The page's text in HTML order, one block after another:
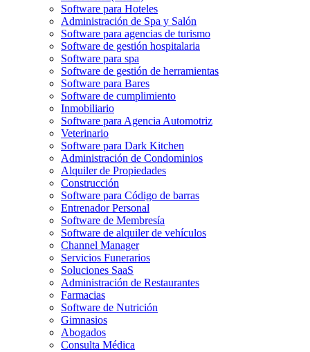
Software para Hoteles
Administración de Spa y Salón
Software para agencias de turismo
Software de gestión hospitalaria
Software para spa
Software de gestión de herramientas
Software para Bares
Software de cumplimiento
Inmobiliario
Software para Agencia Automotriz
Veterinario
Software para Dark Kitchen
Administración de Condominios
Alquiler de Propiedades
Construcción
Software para Código de barras
Entrenador Personal
Software de Membresía
Software de alquiler de vehículos
Channel Manager
Servicios Funerarios
Soluciones SaaS
Administración de Restaurantes
Farmacias
Software de Nutrición
Gimnasios
Abogados
Consulta Médica